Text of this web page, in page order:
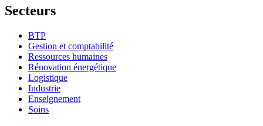
Secteurs
BTP
Gestion et comptabilité
Ressources humaines
Rénovation énergétique
Logistique
Industrie
Enseignement
Soins